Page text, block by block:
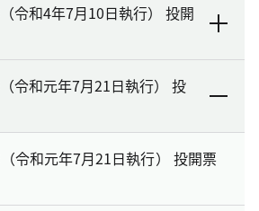
令和4年7月10日執行） 投開
令和元年7月21日執行） 投
令和元年7月21日執行） 投開票